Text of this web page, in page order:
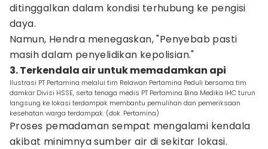
ditinggalkan dalam kondisi terhubung ke pengisi
daya.
Namun, Hendra menegaskan, "Penyebab pasti
masih dalam penyelidikan kepolisian."
3. Terkendala air untuk memadamkan api
Ilustrasi PT Pertamina melalui tim Relawan Pertamina Peduli bersama tim
damkar Divisi HSSE, serta tenaga medis PT Pertamina Bina Medika IHC turun
langsung ke lokasi terdampak membantu pemulihan dan pemeriksaan
kesehatan warga terdampak. (dok. Pertamina)
Proses pemadaman sempat mengalami kendala
akibat minimnya sumber air di sekitar lokasi.